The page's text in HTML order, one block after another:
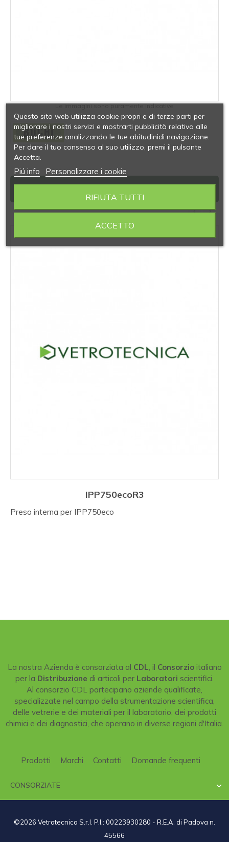
Le immagini sono puramente indicative
PRODOTTI SIMILI
IPP750ecoR3
Presa interna per IPP750eco
La nostra Azienda è consorziata al CDL, il Consorzioitaliano
per la Distribuzione di articoli per Laboratori scientifici.
Al consorzio CDL partecipano aziende qualificate,
specializzate nel campo della strumentazione scientifica,
delle vetrerie e dei materiali per il laboratorio, dei prodotti
chimici e dei diagnostici, che operano in diverse regioni d'Italia.
Prodotti Marchi Contatti Domande frequenti
CONSORZIATE 
Questo sito web utilizza cookie propri e di terze parti per
migliorare i nostri servizi e mostrarti pubblicità relativa alle
tue preferenze analizzando le tue abitudinidi navigazione.
Per dare il tuo consenso al suo utilizzo, premi il pulsante
Accetta.
Piú info Personalizzare i cookie
RIFIUTA TUTTI
ACCETTO
©2026 Vetrotecnica S.r.l. P.I.: 00223930280 - R.E.A. di Padova n.
45566